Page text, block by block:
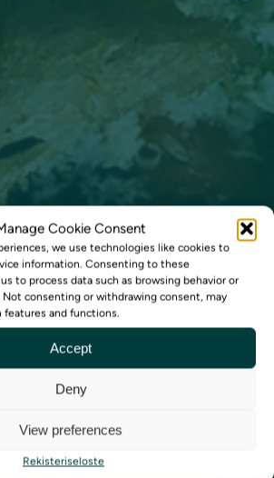
Cookie Consent
we use technologies like cookies to
information. Consenting to these
to process data such as browsing behavior or
consenting or withdrawing consent, may
features and functions.
Accept
Deny
View preferences
Rekisteriseloste
tilaajaksi
joukossa kuulemassa sesongin
erikoismenuista ja
eduista. Tilaa uutiskirje ja pysy
parhaissa hetkissä.
sisäpiiriin tilaamalla